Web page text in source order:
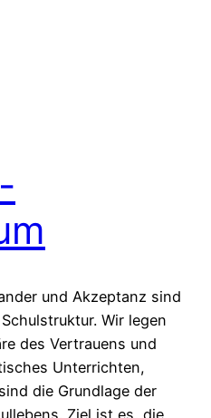
und Akzeptanz sind
Wir legen
des Vertrauens und
Unterrichten,
die Grundlage der